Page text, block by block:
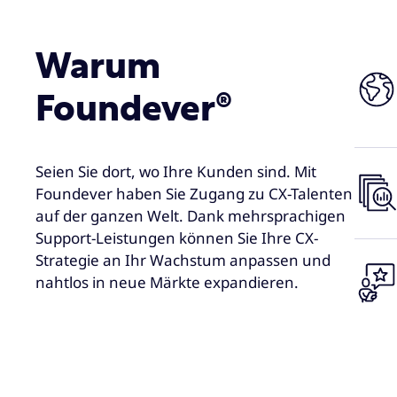
Warum
Foundever®
Seien Sie dort, wo Ihre Kunden sind. Mit
Foundever haben Sie Zugang zu CX-Talenten
auf der ganzen Welt. Dank mehrsprachigen
Support-Leistungen können Sie Ihre CX-
Strategie an Ihr Wachstum anpassen und
nahtlos in neue Märkte expandieren.
in